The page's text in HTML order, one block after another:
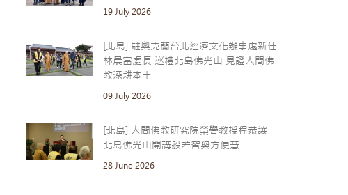
19 July 2026
[北島] 駐奧克蘭台北經濟文化辦事處新任
林晨富處長 巡禮北島佛光山 見證人間佛
教深耕本土
09 July 2026
[北島] 人間佛教研究院榮譽教授程恭讓
北島佛光山開講般若智與方便慧
28 June 2026